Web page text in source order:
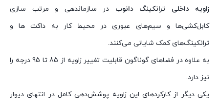
زاویه داخلی ترانکینگدانوب در سازماندهی و مرتب سازی
کابل‌کشی‌ها و سیم‌های عبوری در محیط کار به داکت ها و
ترانکینگ‌های کمک شایانی می‌کنند.
به علاوه در فضاهای گوناگون قابلیت تغییر زاویه از 85 تا 95 درجه را
نیز دارد.
یکی دیگر از کارکردهای این زاویه پوشش‌دهی کامل در انتهای دیوار